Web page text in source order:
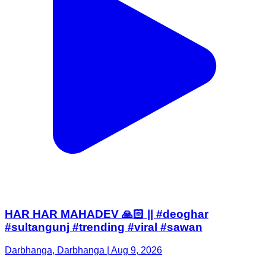
HAR HAR MAHADEV 🙏🏻 || #deoghar